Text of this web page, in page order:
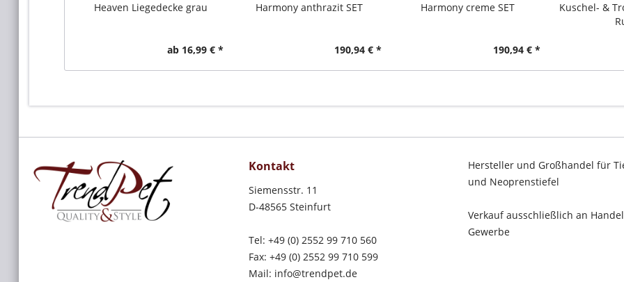
Heaven Liegedecke grau
ab 16,99 € *
Harmony anthrazit SET
190,94 € *
Harmony creme SET
190,94 € *
Kuschel- &
Kontakt
Siemensstr. 11
D-48565 Steinfurt
Tel: +49 (0) 2552 99 710 560
Fax: +49 (0) 2552 99 710 599
Mail: info@trendpet.de
Hersteller und Großhandel für
und Neoprenstiefel
Verkauf ausschließlich an
Gewerbe